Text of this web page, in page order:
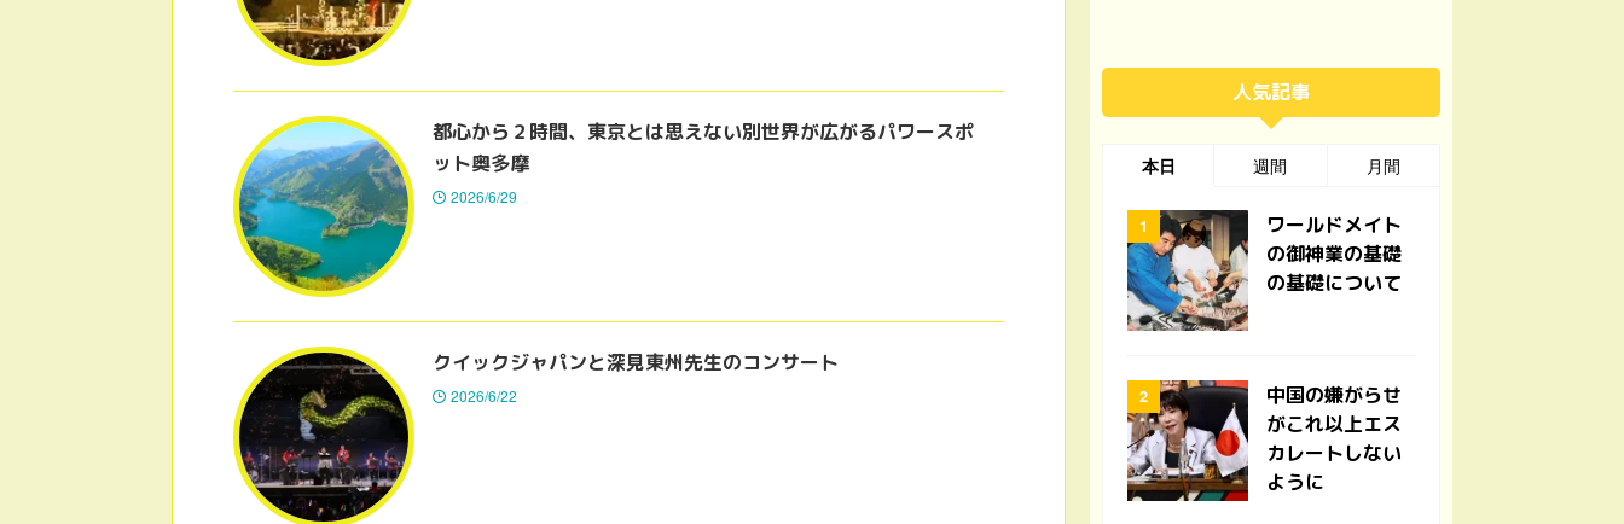
都心から２時間、東京とは思えない別世界が広がるパワースポ
ット奥多摩
2026/6/29
クイックジャパンと深見東州先生のコンサート
2026/6/22
人気記事
本日 週間 月間
ワールドメイト
の御神業の基礎
の基礎について
中国の嫌がらせ
がこれ以上エス
カレートしない
ように